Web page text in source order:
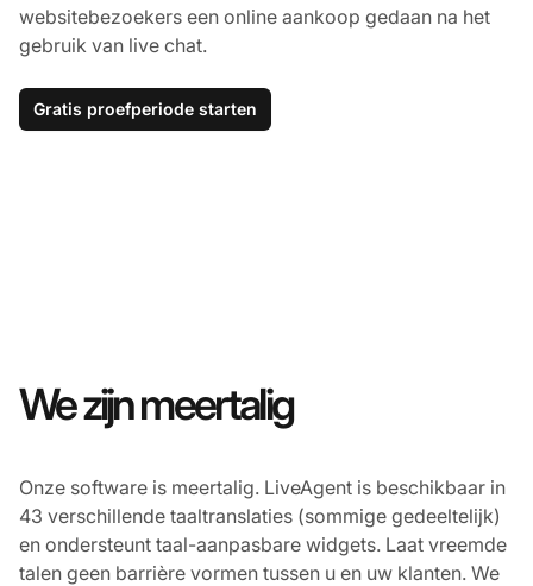
websitebezoekers een online aankoop gedaan na het
gebruik van live chat.
Gratis proefperiode starten
We zijn meertalig
Onze software is meertalig. LiveAgent is beschikbaar in
43 verschillende taaltranslaties (sommige gedeeltelijk)
en ondersteunt taal-aanpasbare widgets. Laat vreemde
talen geen barrière vormen tussen u en uw klanten. We